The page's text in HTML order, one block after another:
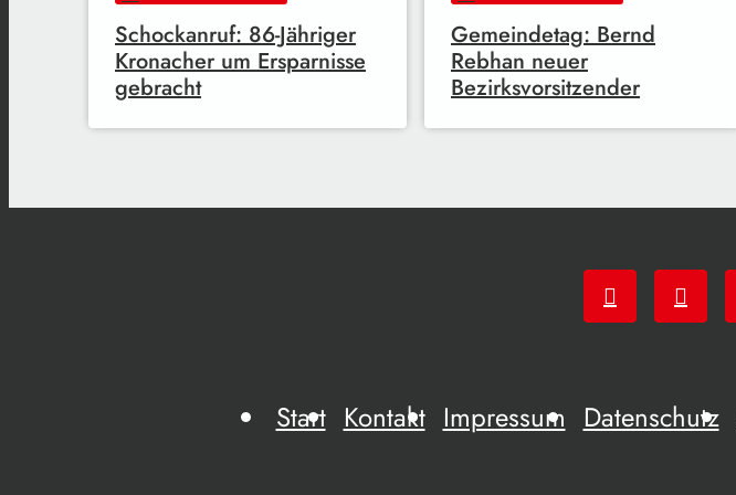
Schockanruf: 86-Jähriger
Kronacher um Ersparnisse
gebracht
Gemeindetag: Bernd
Rebhan neuer
Bezirksvorsitzender
Start Kontakt Impressum Datenschutz